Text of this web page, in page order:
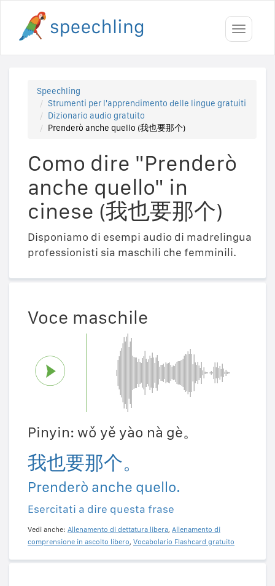
Toggle
Speechling
Strumenti per l'apprendimento delle lingue gratuiti
Dizionario audio gratuito
Prenderò anche quello (我也要那个)
Como dire "Prenderò
anche quello" in
cinese (我也要那个)
Disponiamo di esempi audio di madrelingua
professionisti sia maschili che femminili.
Voce maschile
Pinyin: wǒ yě yào nà gè。
我也要那个。
Prenderò anche quello.
Esercitati a dire questa frase
Vedi anche: Allenamento di dettatura libera, Allenamento di
comprensione in ascolto libero, Vocabolario Flashcard gratuito